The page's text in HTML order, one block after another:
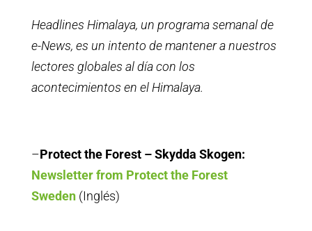
Headlines Himalaya, un programa semanal de
e-News, es un intento de mantener a nuestros
lectores globales al día con los
acontecimientos en el Himalaya.
–Protect the Forest – Skydda Skogen:
Newsletter from Protect the Forest
Sweden (Inglés)